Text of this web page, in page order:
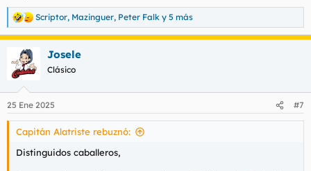
R
e
a
c
i
e
s
Scriptor, Mazinguer, Peter Falk y 5 más
Josele
Clásico
25 Ene 2025 #7
Capitán Alatriste rebuznó:
Distinguidos caballeros,